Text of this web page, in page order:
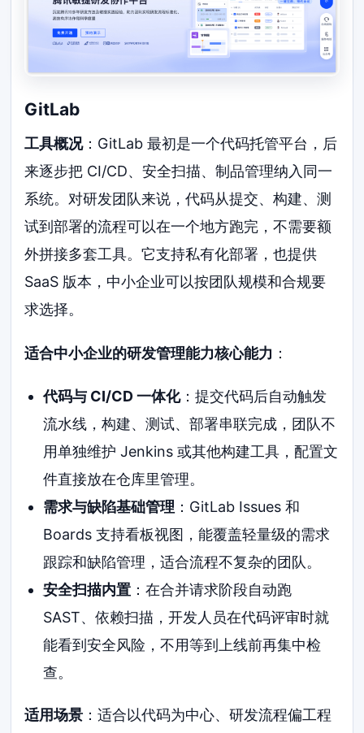
GitLab
工具概况：GitLab 最初是一个代码托管平台，后
来逐步把 CI/CD、安全扫描、制品管理纳入同一
系统。对研发团队来说，代码从提交、构建、测
试到部署的流程可以在一个地方跑完，不需要额
外拼接多套工具。它支持私有化部署，也提供
SaaS 版本，中小企业可以按团队规模和合规要
求选择。
适合中小企业的研发管理能力核心能力 ：
代码与 CI/CD 一体化：提交代码后自动触发
流水线，构建、测试、部署串联完成，团队不
用单独维护 Jenkins 或其他构建工具，配置文
件直接放在仓库里管理。
需求与缺陷基础管理 ：GitLab Issues 和
Boards 支持看板视图，能覆盖轻量级的需求
跟踪和缺陷管理，适合流程不复杂的团队。
安全扫描内置：在合并请求阶段自动跑
SAST、依赖扫描，开发人员在代码评审时就
能看到安全风险，不用等到上线前再集中检
查。
适用场景 ：适合以代码为中心、研发流程偏工程